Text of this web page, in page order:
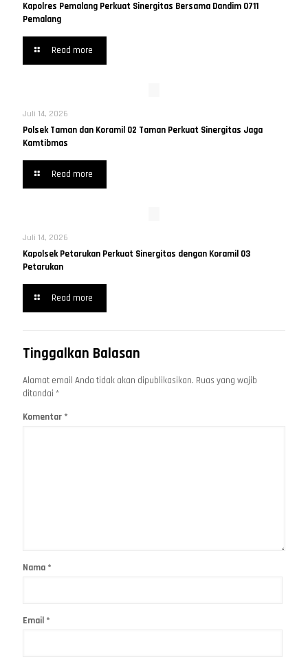
Kapolres Pemalang Perkuat Sinergitas Bersama Dandim 0711
Pemalang
Read more
Juli 14, 2026
Polsek Taman dan Koramil 02 Taman Perkuat Sinergitas Jaga
Kamtibmas
Read more
Juli 14, 2026
Kapolsek Petarukan Perkuat Sinergitas dengan Koramil 03
Petarukan
Read more
Tinggalkan Balasan
Alamat email Anda tidak akan dipublikasikan. Ruas yang wajib
ditandai *
Komentar *
Nama *
Email *